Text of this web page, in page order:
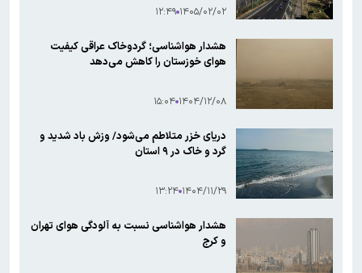
۱۴۰۵/۰۲/۰۲ ۱۲:۴۹
هشدار هواشناسی؛ گردوخاک عراقی کیفیت
هوای خوزستان را کاهش می‌دهد
۱۴۰۴/۱۲/۰۸ ۱۵:۰۴
دریای خزر متلاطم می‌شود/ وزش باد شدید و
گرد و خاک در ۹ استان
۱۴۰۴/۱۱/۲۹ ۱۳:۲۴
هشدار هواشناسی نسبت به آلودگی هوای تهران
و کرج